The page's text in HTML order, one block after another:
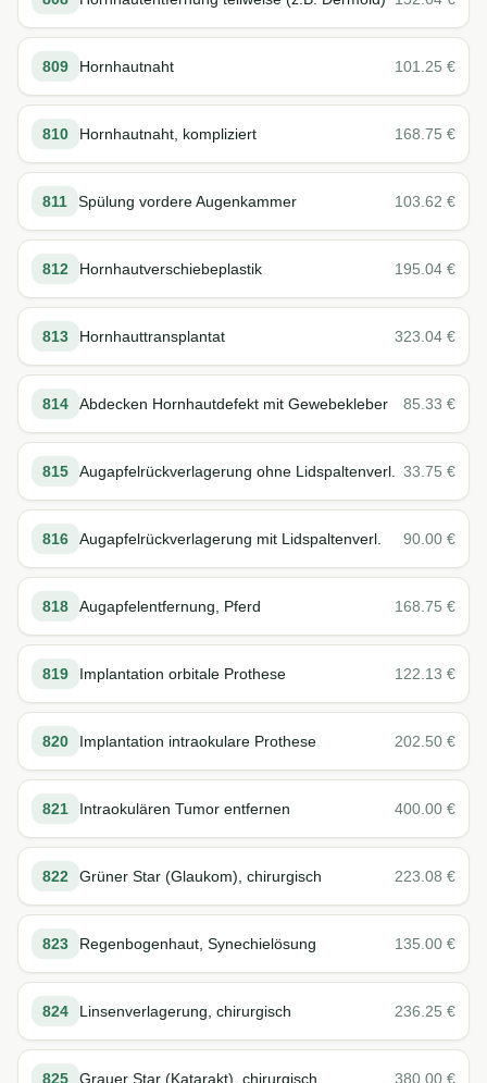
809 Hornhautnaht 101.25 €
810 Hornhautnaht, kompliziert 168.75 €
811 Spülung vordere Augenkammer 103.62 €
812 Hornhautverschiebeplastik 195.04 €
813 Hornhauttransplantat 323.04 €
814 Abdecken Hornhautdefekt mit Gewebekleber 85.33 €
815 Augapfelrückverlagerung ohne Lidspaltenverl. 33.75 €
816 Augapfelrückverlagerung mit Lidspaltenverl. 90.00 €
818 Augapfelentfernung, Pferd 168.75 €
819 Implantation orbitale Prothese 122.13 €
820 Implantation intraokulare Prothese 202.50 €
821 Intraokulären Tumor entfernen 400.00 €
822 Grüner Star (Glaukom), chirurgisch 223.08 €
823 Regenbogenhaut, Synechielösung 135.00 €
824 Linsenverlagerung, chirurgisch 236.25 €
825 Grauer Star (Katarakt), chirurgisch 380.00 €